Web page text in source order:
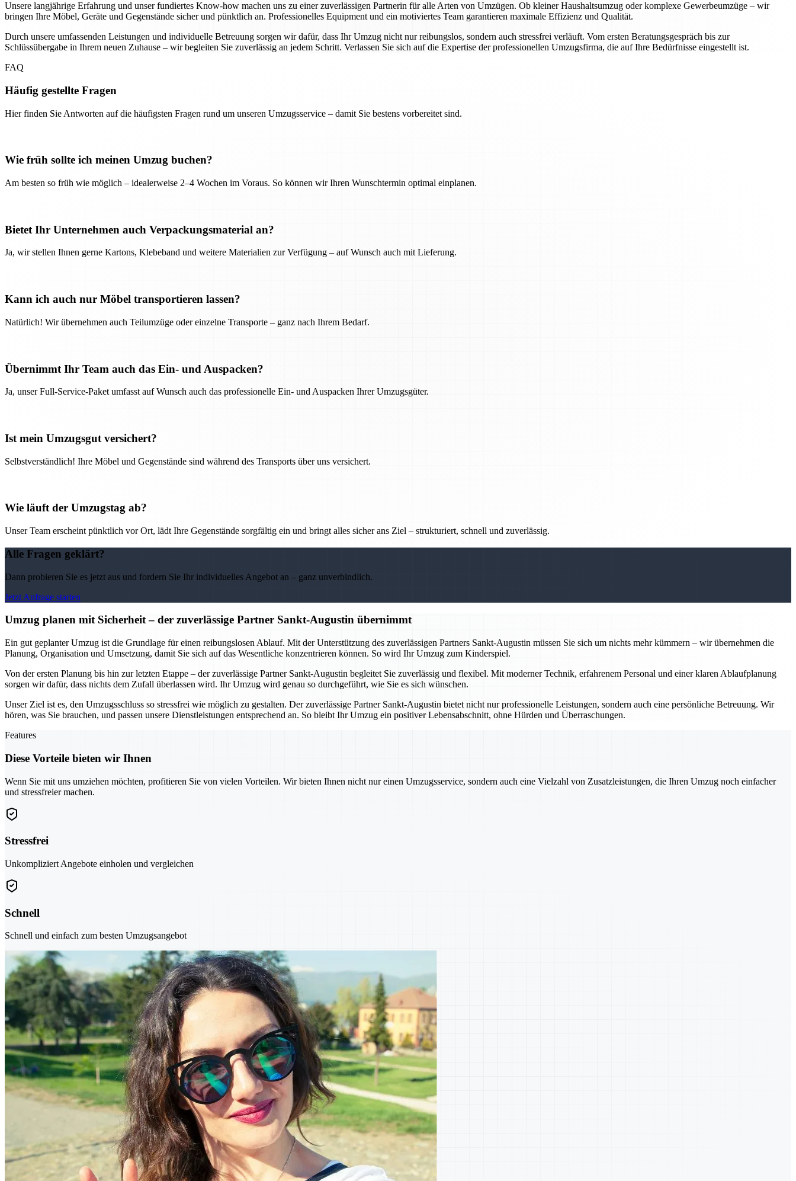
Unsere langjährige Erfahrung und unser fundiertes Know-how machen uns zu einer zuverlässigen Partnerin für alle Arten von Umzügen. Ob kleiner Haushaltsumzug oder komplexe Gewerbeumzüge – wir
bringen Ihre Möbel, Geräte und Gegenstände sicher und pünktlich an. Professionelles Equipment und ein motiviertes Team garantieren maximale Effizienz und Qualität.
Durch unsere umfassenden Leistungen und individuelle Betreuung sorgen wir dafür, dass Ihr Umzug nicht nur reibungslos, sondern auch stressfrei verläuft. Vom ersten Beratungsgespräch bis zur
Schlüssübergabe in Ihrem neuen Zuhause – wir begleiten Sie zuverlässig an jedem Schritt. Verlassen Sie sich auf die Expertise der professionellen Umzugsfirma, die auf Ihre Bedürfnisse eingestellt ist.
FAQ
Häufig gestellte Fragen
Hier finden Sie Antworten auf die häufigsten Fragen rund um unseren Umzugsservice – damit Sie bestens vorbereitet sind.
Wie früh sollte ich meinen Umzug buchen?
Am besten so früh wie möglich – idealerweise 2–4 Wochen im Voraus. So können wir Ihren Wunschtermin optimal einplanen.
Bietet Ihr Unternehmen auch Verpackungsmaterial an?
Ja, wir stellen Ihnen gerne Kartons, Klebeband und weitere Materialien zur Verfügung – auf Wunsch auch mit Lieferung.
Kann ich auch nur Möbel transportieren lassen?
Natürlich! Wir übernehmen auch Teilumzüge oder einzelne Transporte – ganz nach Ihrem Bedarf.
Übernimmt Ihr Team auch das Ein- und Auspacken?
Ja, unser Full-Service-Paket umfasst auf Wunsch auch das professionelle Ein- und Auspacken Ihrer Umzugsgüter.
Ist mein Umzugsgut versichert?
Selbstverständlich! Ihre Möbel und Gegenstände sind während des Transports über uns versichert.
Wie läuft der Umzugstag ab?
Unser Team erscheint pünktlich vor Ort, lädt Ihre Gegenstände sorgfältig ein und bringt alles sicher ans Ziel – strukturiert, schnell und zuverlässig.
Alle Fragen geklärt?
Dann probieren Sie es jetzt aus und fordern Sie Ihr individuelles Angebot an – ganz unverbindlich.
Jetzt Anfrage starten
Umzug planen mit Sicherheit – der zuverlässige Partner Sankt-Augustin übernimmt
Ein gut geplanter Umzug ist die Grundlage für einen reibungslosen Ablauf. Mit der Unterstützung des zuverlässigen Partners Sankt-Augustin müssen Sie sich um nichts mehr kümmern – wir übernehmen die
Planung, Organisation und Umsetzung, damit Sie sich auf das Wesentliche konzentrieren können. So wird Ihr Umzug zum Kinderspiel.
Von der ersten Planung bis hin zur letzten Etappe – der zuverlässige Partner Sankt-Augustin begleitet Sie zuverlässig und flexibel. Mit moderner Technik, erfahrenem Personal und einer klaren Ablaufplanung
sorgen wir dafür, dass nichts dem Zufall überlassen wird. Ihr Umzug wird genau so durchgeführt, wie Sie es sich wünschen.
Unser Ziel ist es, den Umzugsschluss so stressfrei wie möglich zu gestalten. Der zuverlässige Partner Sankt-Augustin bietet nicht nur professionelle Leistungen, sondern auch eine persönliche Betreuung. Wir
hören, was Sie brauchen, und passen unsere Dienstleistungen entsprechend an. So bleibt Ihr Umzug ein positiver Lebensabschnitt, ohne Hürden und Überraschungen.
Features
Diese Vorteile bieten wir Ihnen
Wenn Sie mit uns umziehen möchten, profitieren Sie von vielen Vorteilen. Wir bieten Ihnen nicht nur einen Umzugsservice, sondern auch eine Vielzahl von Zusatzleistungen, die Ihren Umzug noch einfacher
und stressfreier machen.
Stressfrei
Unkompliziert Angebote einholen und vergleichen
Schnell
Schnell und einfach zum besten Umzugsangebot